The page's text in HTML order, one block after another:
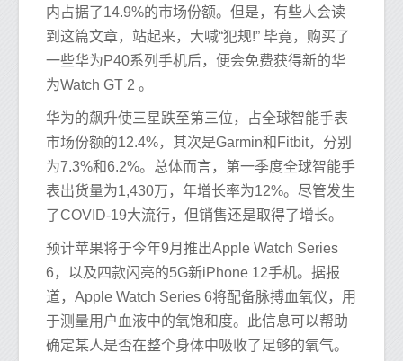
内占据了14.9%的市场份额。但是，有些人会读
到这篇文章，站起来，大喊“犯规!” 毕竟，购买了
一些华为P40系列手机后，便会免费获得新的华
为Watch GT 2 。
华为的飙升使三星跌至第三位，占全球智能手表
市场份额的12.4%，其次是Garmin和Fitbit，分别
为7.3%和6.2%。总体而言，第一季度全球智能手
表出货量为1,430万，年增长率为12%。尽管发生
了COVID-19大流行，但销售还是取得了增长。
预计苹果将于今年9月推出Apple Watch Series
6，以及四款闪亮的5G新iPhone 12手机。据报
道，Apple Watch Series 6将配备脉搏血氧仪，用
于测量用户血液中的氧饱和度。此信息可以帮助
确定某人是否在整个身体中吸收了足够的氧气。